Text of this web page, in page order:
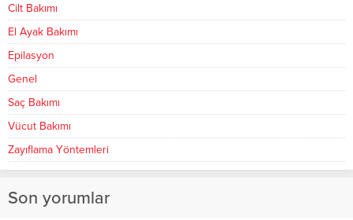
Cilt Bakımı
El Ayak Bakımı
Epilasyon
Genel
Saç Bakımı
Vücut Bakımı
Zayıflama Yöntemleri
Son yorumlar